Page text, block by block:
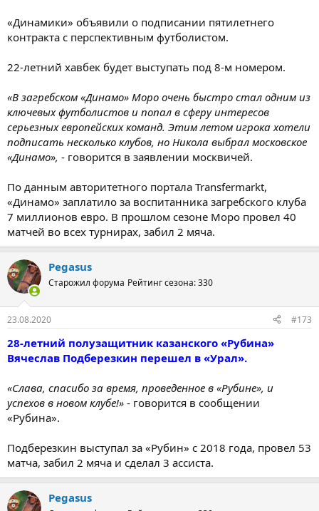
«Динамики» объявили о подписании пятилетнего
контракта с перспективным футболистом.
22-летний хавбек будет выступать под 8-м номером.
«В загребском «Динамо» Моро очень быстро стал одним из
ключевых футболистов и попал в сферу интересов
серьезных европейских команд. Этим летом игрока хотели
подписать несколько клубов, но Никола выбрал московское
«Динамо», - говорится в заявлении москвичей.
По данным авторитетного портала Transfermarkt,
«Динамо» заплатило за воспитанника загребского клуба
7 миллионов евро. В прошлом сезоне Моро провел 40
матчей во всех турнирах, забил 2 мяча.
Pegasus
Старожил форума Рейтинг сезона: 330
23.08.2020 #173
28-летний полузащитник казанского «Рубина»
Вячеслав Подберезкин перешел в «Урал».
«Слава, спасибо за время, проведенное в «Рубине», и
успехов в новом клубе!» - говорится в сообщении
«Рубина».
Подберезкин выступал за «Рубин» с 2018 года, провел 53
матча, забил 2 мяча и сделал 3 ассиста.
Pegasus